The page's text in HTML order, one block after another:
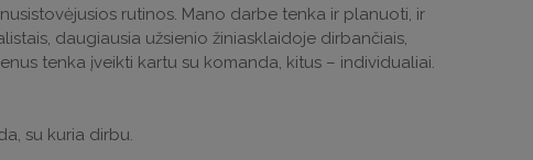
rutinos. Mano darbe tenka ir planuoti, ir
daugiausia užsienio žiniasklaidoje dirbančiais,
tenka įveikti kartu su komanda, kitus – individualiai.
su kuria dirbu.